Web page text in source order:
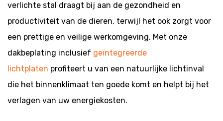
verlichte stal draagt bij aan de gezondheid en
productiviteit van de dieren, terwijl het ook zorgt voor
een prettige en veilige werkomgeving. Met onze
dakbeplating inclusief geïntegreerde
lichtplaten profiteert u van een natuurlijke lichtinval
die het binnenklimaat ten goede komt en helpt bij het
verlagen van uw energiekosten.